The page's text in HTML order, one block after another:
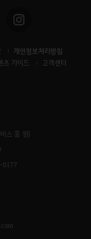
개인정보처리방침
츠 가이드
고객센터
스 홈 원)
0177